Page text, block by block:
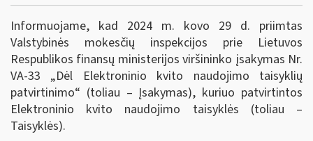
Informuojame, kad 2024 m. kovo 29 d. priimtas
Valstybinės mokesčių inspekcijos prie Lietuvos
Respublikos finansų ministerijos viršininko įsakymas Nr.
VA-33 „Dėl Elektroninio kvito naudojimo taisyklių
patvirtinimo“ (toliau – Įsakymas), kuriuo patvirtintos
Elektroninio kvito naudojimo taisyklės (toliau –
Taisyklės).